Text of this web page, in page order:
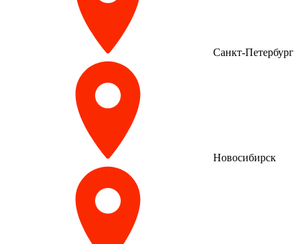
Санкт-Петербург
Новосибирск